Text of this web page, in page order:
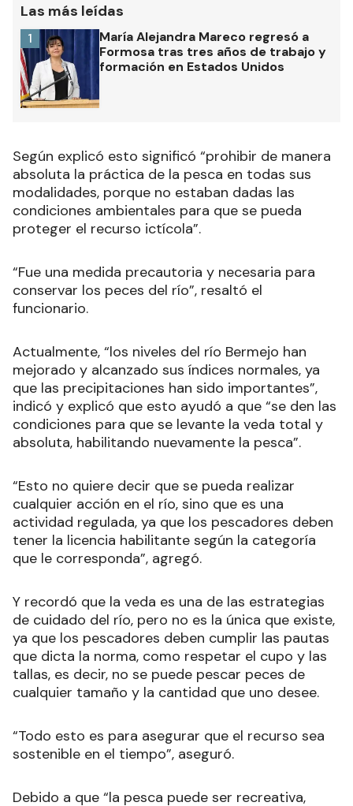
Las más leídas
María Alejandra Mareco regresó a
Formosa tras tres años de trabajo y
formación en Estados Unidos
1
Según explicó esto significó “prohibir de manera
absoluta la práctica de la pesca en todas sus
modalidades, porque no estaban dadas las
condiciones ambientales para que se pueda
proteger el recurso ictícola”.
“Fue una medida precautoria y necesaria para
conservar los peces del río”, resaltó el
funcionario.
Actualmente, “los niveles del río Bermejo han
mejorado y alcanzado sus índices normales, ya
que las precipitaciones han sido importantes”,
indicó y explicó que esto ayudó a que “se den las
condiciones para que se levante la veda total y
absoluta, habilitando nuevamente la pesca”.
“Esto no quiere decir que se pueda realizar
cualquier acción en el río, sino que es una
actividad regulada, ya que los pescadores deben
tener la licencia habilitante según la categoría
que le corresponda”, agregó.
Y recordó que la veda es una de las estrategias
de cuidado del río, pero no es la única que existe,
ya que los pescadores deben cumplir las pautas
que dicta la norma, como respetar el cupo y las
tallas, es decir, no se puede pescar peces de
cualquier tamaño y la cantidad que uno desee.
“Todo esto es para asegurar que el recurso sea
sostenible en el tiempo”, aseguró.
Debido a que “la pesca puede ser recreativa,